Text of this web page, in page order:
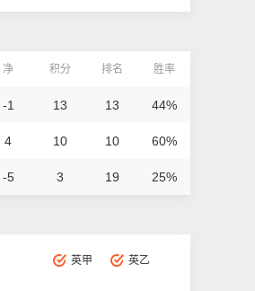
净 积分 排名 胜率
-1 13 13 44%
4 10 10 60%
-5 3 19 25%
英甲 英乙